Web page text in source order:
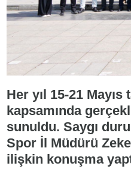
Her yıl 15-21
kapsamında
sunuldu. Saygı
Spor İl Müdürü
ilişkin konuşma